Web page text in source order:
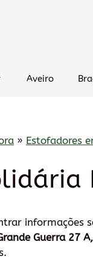
Aveiro
» Estofadores
informações
Guerra 27